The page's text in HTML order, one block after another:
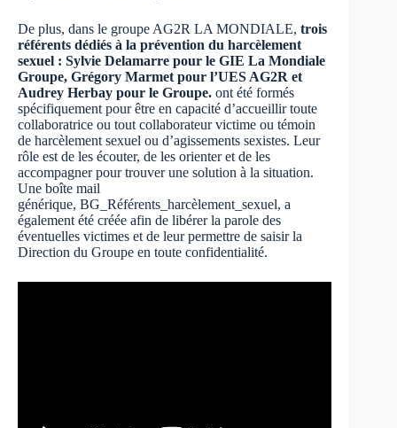
De plus, dans le groupe AG2R LA MONDIALE, trois
référents dédiés à la prévention du harcèlement
sexuel : Sylvie Delamarre pour le GIE La Mondiale
Groupe, Grégory Marmet pour l’UES AG2R et
Audrey Herbay pour le Groupe. ont été formés
spécifiquement pour être en capacité d’accueillir toute
collaboratrice ou tout collaborateur victime ou témoin
de harcèlement sexuel ou d’agissements sexistes. Leur
rôle est de les écouter, de les orienter et de les
accompagner pour trouver une solution à la situation.
Une boîte mail
générique, BG_Référents_harcèlement_sexuel, a
également été créée afin de libérer la parole des
éventuelles victimes et de leur permettre de saisir la
Direction du Groupe en toute confidentialité.